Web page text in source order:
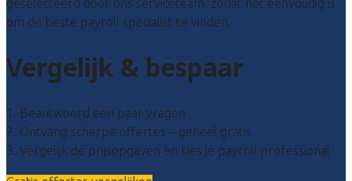
geselecteerd door ons serviceteam, zodat het eenvoudig is
om de beste payroll specialist te vinden.
Vergelijk & bespaar
1. Beantwoord een paar vragen
2. Ontvang scherpe offertes – geheel gratis
3. Vergelijk de prijsopgaven en kies je payroll professional